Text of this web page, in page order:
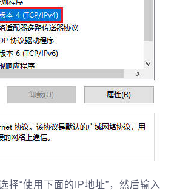
择“使用下面的IP地址”，然后输入